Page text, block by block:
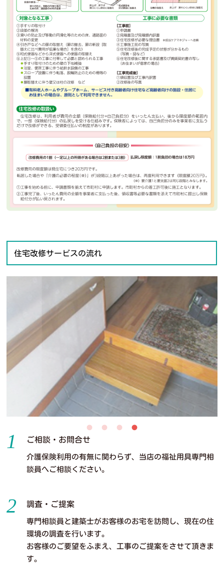
住宅改修サービスの流れ
ご相談・お問合せ
介護保険利用の有無に関わらず、当店の福祉用具専門相
談員へご相談ください。
調査・ご提案
専門相談員と建築士がお客様のお宅を訪問し、現在の住
環境の調査を行います。
お客様のご要望をふまえ、工事のご提案をさせて頂きま
す。